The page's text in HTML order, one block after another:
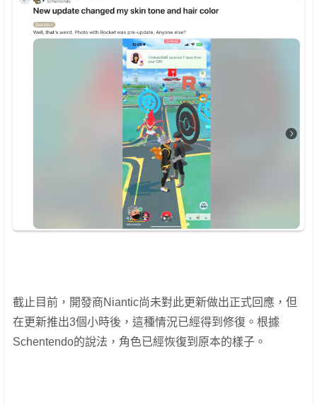
截止目前，開發商Niantic尚未對此更新做出正式回應，但
在更新推出3個小時後，這種情況已經得到修復。根據
Schentendo的說法，角色已經恢復到原本的樣子。